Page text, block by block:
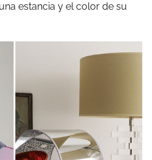
estancia y el color de su